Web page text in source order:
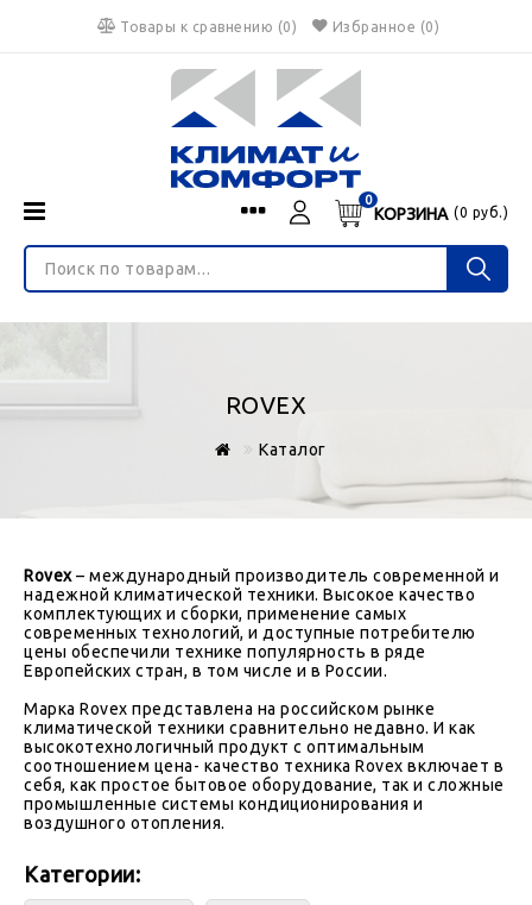
Товары к сравнению (0) Избранное (0)
Menu
Войти
$ руб.
КОРЗИНА
0
(0 руб.)
О нас
НЕ ЯВЛЯЕТСЯ ПУБЛИЧНОЙ ОФЕРТОЙ
Доставка и оплата
ROVEX
Каталог
Rovex– международный производитель современной и
надежной климатической техники. Высокое качество
комплектующих и сборки, применение самых
современных технологий, и доступные потребителю
цены обеспечили технике популярность в ряде
Европейских стран, в том числе и в России.
Марка Rovex представлена на российском рынке
климатической техники сравнительно недавно. И как
высокотехнологичный продукт с оптимальным
соотношением цена- качество техника Rovex включает в
себя, как простое бытовое оборудование, так и сложные
промышленные системы кондиционирования и
воздушного отопления.
Категории: